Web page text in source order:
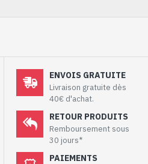
ENVOIS GRATUITE
Livraison gratuite dès
40€ d'achat.
RETOUR PRODUITS
Remboursement sous
30 jours*
PAIEMENTS